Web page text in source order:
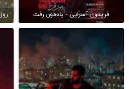
فریدون آسرایی - یادمون رفت